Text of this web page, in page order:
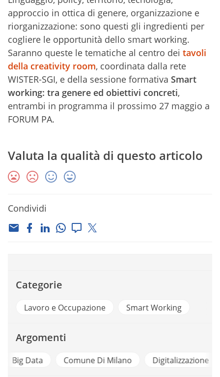
approccio in ottica di genere, organizzazione e
riorganizzazione: sono questi gli ingredienti per
cogliere le opportunità dello smart working.
Saranno queste le tematiche al centro dei tavoli
della creativity room, coordinata dalla rete
WISTER-SGI, e della sessione formativa Smart
working: tra genere ed obiettivi concreti,
entrambi in programma il prossimo 27 maggio a
FORUM PA.
Valuta la qualità di questo articolo
Condividi
Categorie
Lavoro e Occupazione Smart Working
Argomenti
Comune Di Milano Digitalizzazione Enti